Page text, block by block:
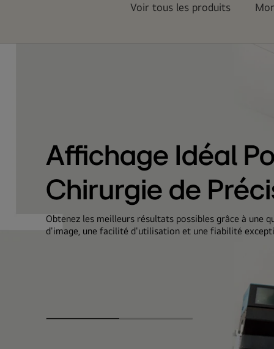
Voir tous les produits
Affichage Idéal
Chirurgie de
Obtenez les meilleurs résultats possibles grâce à une
d'image, une facilité d'utilisation et une fiabilité